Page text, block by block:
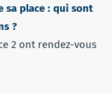
sa place : qui sont
?
2 ont rendez-vous